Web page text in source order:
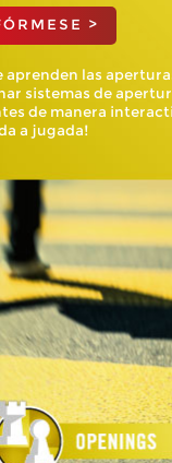
>
aprenden las
sistemas de
de manera
a jugada!